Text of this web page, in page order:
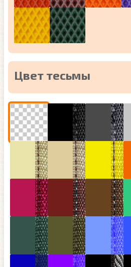
Цвет тесьмы